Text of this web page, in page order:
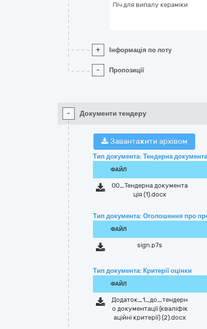
Піч для випалу кераміки
+ Інформація по лоту
- Пропозиції
- Документи тендеру
Завантажити архівом
Тип документа: Тендерна
ФАЙЛ
00_Тендерна документа
ція (1).docx
Тип документа: Оголошення про
ФАЙЛ
sign.p7s
Тип документа: Критерії оцінки
ФАЙЛ
Додаток_1_до_тендерн
о документації (кваліфік
аційні критерії) (2).docx